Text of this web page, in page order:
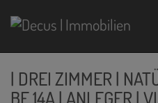
| DREI ZIMMER |
BF 14A | ANLEGER |